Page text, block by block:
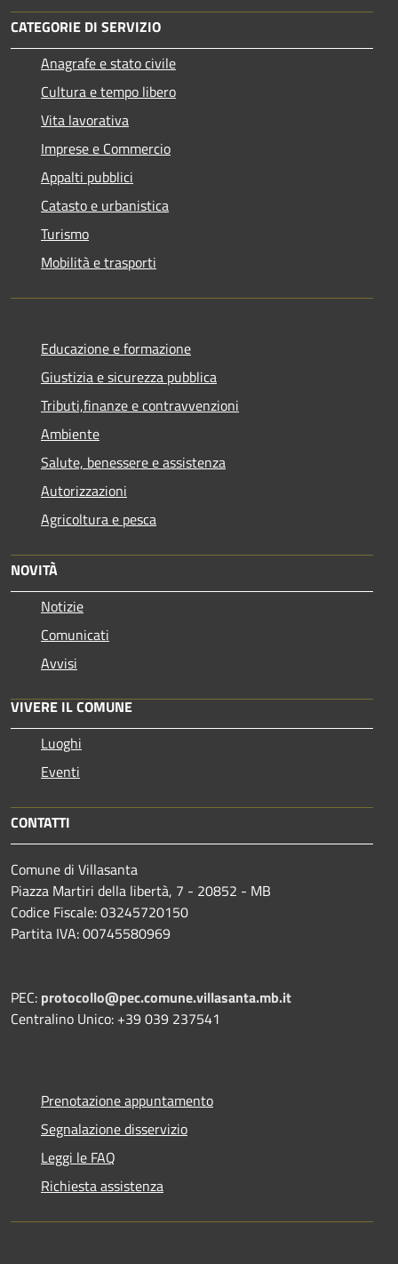
CATEGORIE DI SERVIZIO
Anagrafe e stato civile
Cultura e tempo libero
Vita lavorativa
Imprese e Commercio
Appalti pubblici
Catasto e urbanistica
Turismo
Mobilità e trasporti
Educazione e formazione
Giustizia e sicurezza pubblica
Tributi,finanze e contravvenzioni
Ambiente
Salute, benessere e assistenza
Autorizzazioni
Agricoltura e pesca
NOVITÀ
Notizie
Comunicati
Avvisi
VIVERE IL COMUNE
Luoghi
Eventi
CONTATTI
Comune di Villasanta
Piazza Martiri della libertà, 7 - 20852 - MB
Codice Fiscale: 03245720150
Partita IVA: 00745580969
PEC: protocollo@pec.comune.villasanta.mb.it
Centralino Unico: +39 039 237541
Prenotazione appuntamento
Segnalazione disservizio
Leggi le FAQ
Richiesta assistenza